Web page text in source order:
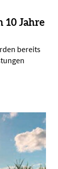
10 Jahre
bereits